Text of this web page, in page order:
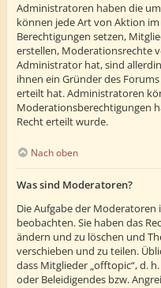
Administratoren haben die
können jede Art von Aktion
Berechtigungen setzen,
erstellen, Moderationsrechte
Administrator hat, sind
ihnen ein Gründer des
erteilt hat. Administratoren
Moderationsberechtigungen
Recht erteilt wurde.
Nach oben
Was sind Moderatoren?
Die Aufgabe der Moderatoren
beobachten. Sie haben das
ändern und zu löschen und
verschieben und zu teilen.
dass Mitglieder „offtopic“, d.
oder Beleidigendes bzw.